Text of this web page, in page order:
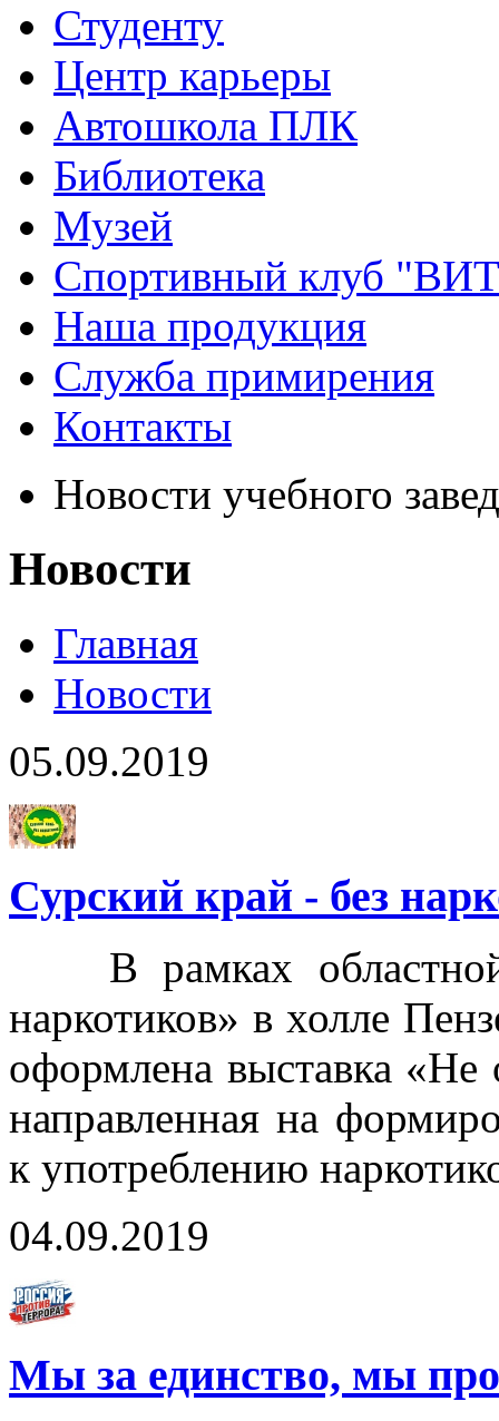
Студенту
Центр карьеры
Автошкола ПЛК
Библиотека
Музей
Спортивный клуб
Наша продукция
Служба примирения
Контакты
Новости учебного
Новости
Главная
Новости
05.09.2019
Сурский край - без
В рамках областной
наркотиков» в холле
оформлена выставка
направленная на
к употреблению
04.09.2019
Мы за единство, мы